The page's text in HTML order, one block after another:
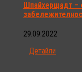
Шпайхерщадт –
29.09.2022
Детайли